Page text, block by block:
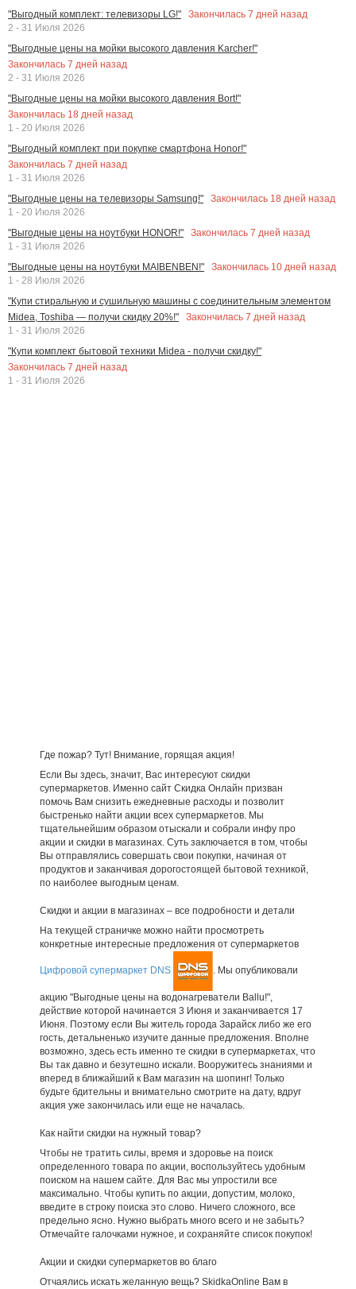
"Выгодный комплект: телевизоры LG!"
Закончилась 7 дней назад
2 - 31 Июля 2026
"Выгодные цены на мойки высокого давления Karcher!"
Закончилась 7 дней назад
2 - 31 Июля 2026
"Выгодные цены на мойки высокого давления Bort!"
Закончилась 18 дней назад
1 - 20 Июля 2026
"Выгодный комплект при покупке смартфона Honor!"
Закончилась 7 дней назад
1 - 31 Июля 2026
"Выгодные цены на телевизоры Samsung!"
Закончилась 18 дней назад
1 - 20 Июля 2026
"Выгодные цены на ноутбуки HONOR!"
Закончилась 7 дней назад
1 - 31 Июля 2026
"Выгодные цены на ноутбуки MAIBENBEN!"
Закончилась 10 дней назад
1 - 28 Июля 2026
"Купи стиральную и сушильную машины с соединительным элементом
Midea, Toshiba — получи скидку 20%!"
Закончилась 7 дней назад
1 - 31 Июля 2026
"Купи комплект бытовой техники Midea - получи скидку!"
Закончилась 7 дней назад
1 - 31 Июля 2026
Где пожар? Тут! Внимание, горящая акция!
Если Вы здесь, значит, Вас интересуют скидки
супермаркетов. Именно сайт Скидка Онлайн призван
помочь Вам снизить ежедневные расходы и позволит
быстренько найти акции всех супермаркетов. Мы
тщательнейшим образом отыскали и собрали инфу про
акции и скидки в магазинах. Суть заключается в том, чтобы
Вы отправлялись совершать свои покупки, начиная от
продуктов и заканчивая дорогостоящей бытовой техникой,
по наиболее выгодным ценам.
Скидки и акции в магазинах – все подробности и детали
На текущей страничке можно найти просмотреть
конкретные интересные предложения от супермаркетов
Цифровой супермаркет DNS . Мы опубликовали
акцию "Выгодные цены на водонагреватели Ballu!",
действие которой начинается 3 Июня и заканчивается 17
Июня. Поэтому если Вы житель города Зарайск либо же его
гость, детальненько изучите данные предложения. Вполне
возможно, здесь есть именно те скидки в супермаркетах, что
Вы так давно и безутешно искали. Вооружитесь знаниями и
вперед в ближайший к Вам магазин на шопинг! Только
будьте бдительны и внимательно смотрите на дату, вдруг
акция уже закончилась или еще не началась.
Как найти скидки на нужный товар?
Чтобы не тратить силы, время и здоровье на поиск
определенного товара по акции, воспользуйтесь удобным
поиском на нашем сайте. Для Вас мы упростили все
максимально. Чтобы купить по акции, допустим, молоко,
введите в строку поиска это слово. Ничего сложного, все
предельно ясно. Нужно выбрать много всего и не забыть?
Отмечайте галочками нужное, и сохраняйте список покупок!
Акции и скидки супермаркетов во благо
Отчаялись искать желанную вещь? SkidkaOnline Вам в